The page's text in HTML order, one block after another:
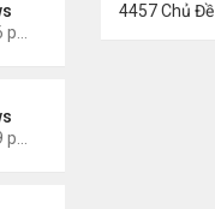
4457 Chủ Đề